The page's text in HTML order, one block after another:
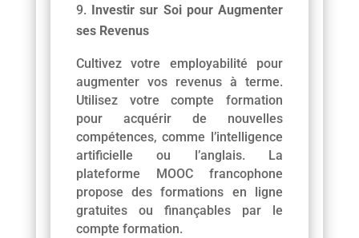
Investir sur Soi pour Augmenter
ses Revenus
Cultivez votre employabilité pour
augmenter vos revenus à terme.
Utilisez votre compte formation
pour acquérir de nouvelles
compétences, comme l’intelligence
artificielle ou l’anglais. La
plateforme MOOC francophone
propose des formations en ligne
gratuites ou finançables par le
compte formation.